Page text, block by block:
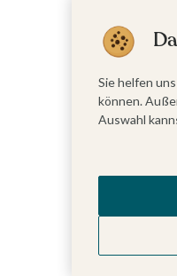
Sie helfen
können.
Auswahl